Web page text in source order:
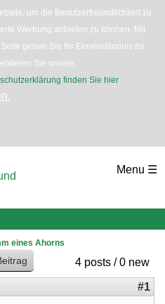
um die Benutzerfreundlichkeit zu
Werbung anbieten zu können. Mit
geben Sie Ihr Einverständnis für
Sie unsere
finden Sie hier.
Menu ☰
eines Ahorns
4 posts / 0 new
#1